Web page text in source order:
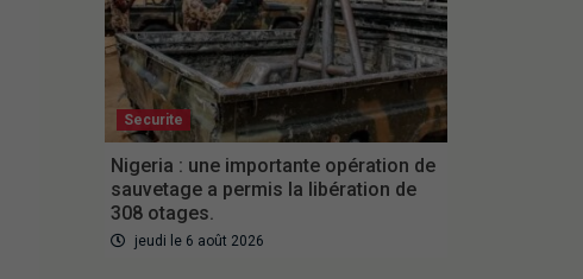
Securite
Nigeria : une importante opération de
sauvetage a permis la libération de
308 otages.
jeudi le 6 août 2026